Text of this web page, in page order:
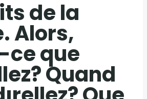
de la
Alors,
que
Quand